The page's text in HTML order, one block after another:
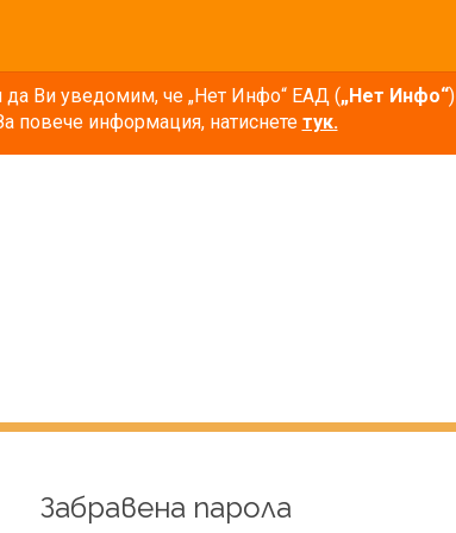
Ви уведомим, че „Нет Инфо“ ЕАД („Нет Инфо“)
повече информация, натиснете тук.
Забравена парола